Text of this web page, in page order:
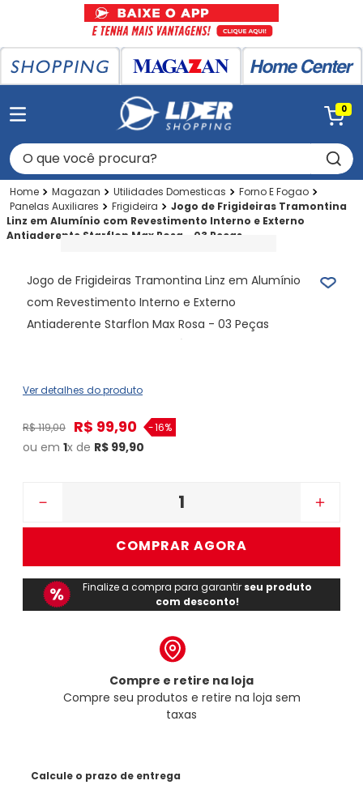
0
O que você procura?
Magazan Utilidades Domesticas
Forno E Fogao
Panelas Auxiliares
Frigideira
Jogo de Frigideiras Tramontina
Linz em Alumínio com Revestimento Interno e Externo
Antiaderente Starflon Max Rosa - 03 Peças
Jogo de Frigideiras Tramontina Linz em Alumínio
com Revestimento Interno e Externo
Antiaderente Starflon Max Rosa - 03 Peças
Ver detalhes do produto
R$119,00 R$ 99,90 -16%
ou em 1x de R$ 99,90
＋
－
COMPRAR AGORA
Finalize a compra para garantir seu produto
com desconto!
Compre e retire na loja
Compre seu produtos e retire na loja sem
taxas